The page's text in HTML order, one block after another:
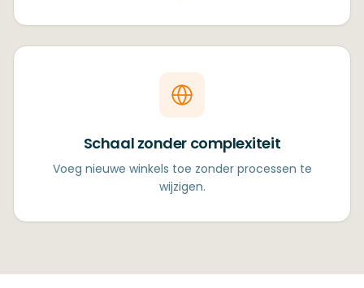
Schaal zonder complexiteit
Voeg nieuwe winkels toe zonder processen te
wijzigen.